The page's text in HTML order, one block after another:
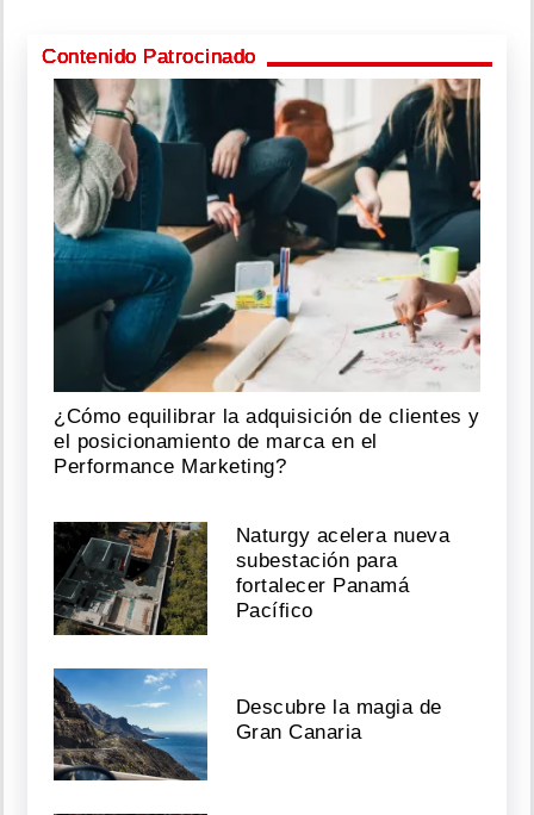
Contenido Patrocinado
¿Cómo equilibrar la adquisición de clientes y
el posicionamiento de marca en el
Performance Marketing?
Naturgy acelera nueva
subestación para
fortalecer Panamá
Pacífico
Descubre la magia de
Gran Canaria